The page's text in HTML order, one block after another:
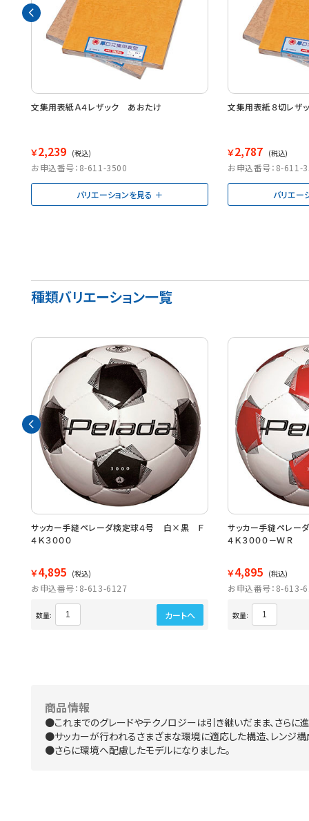
文集用表紙Ａ４レザック あおたけ
￥2,239 (税込)
お申込番号：8-611-3500
バリエーションを見る
文集用表紙８切レザ
￥2,787 (税込)
お申込番号：8-611-
バリエー
種類バリエーション一覧
サッカー手縫ペレーダ検定球４号 白×黒 Ｆ
４Ｋ３０００
￥4,895 (税込)
お申込番号：8-613-6127
数量: カートへ
サッカー手縫ペレ
４Ｋ３０００－ＷＲ
￥4,895 (税込)
お申込番号：8-613-
数量:
商品情報
●これまでのグレードやテクノロジーは引き継いだまま、さらに
●サッカーが行われるさまざまな環境に適応した構造、レンジ構
●さらに環境へ配慮したモデルになりました。